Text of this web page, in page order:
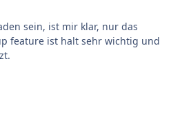
sein, ist mir klar, nur das
feature ist halt sehr wichtig und